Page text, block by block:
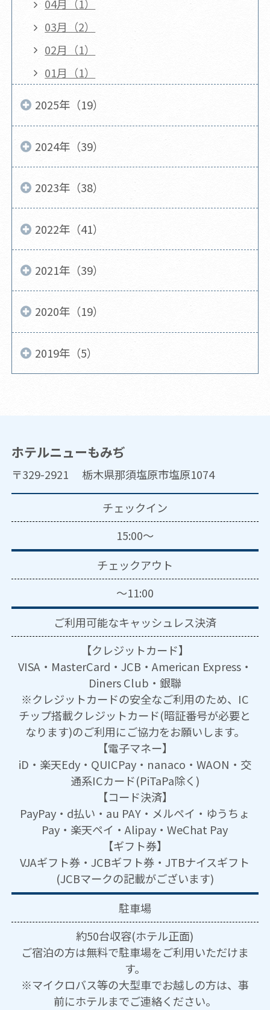
04月（1）
03月（2）
02月（1）
01月（1）
2025年（19）
2024年（39）
2023年（38）
2022年（41）
2021年（39）
2020年（19）
2019年（5）
ホテルニューもみぢ
〒329-2921 栃木県那須塩原市塩原1074
チェックイン
15:00～
チェックアウト
～11:00
ご利用可能なキャッシュレス決済
【クレジットカード】
VISA・MasterCard・JCB・American Express・
Diners Club・銀聯
※クレジットカードの安全なご利用のため、IC
チップ搭載クレジットカード(暗証番号が必要と
なります)のご利用にご協力をお願いします。
【電子マネー】
iD・楽天Edy・QUICPay・nanaco・WAON・交
通系ICカード(PiTaPa除く)
【コード決済】
PayPay・d払い・au PAY・メルペイ・ゆうちょ
Pay・楽天ペイ・Alipay・WeChat Pay
【ギフト券】
VJAギフト券・JCBギフト券・JTBナイスギフト
(JCBマークの記載がございます)
駐車場
約50台収容(ホテル正面)
ご宿泊の方は無料で駐車場をご利用いただけま
す。
※マイクロバス等の大型車でお越しの方は、事
前にホテルまでご連絡ください。